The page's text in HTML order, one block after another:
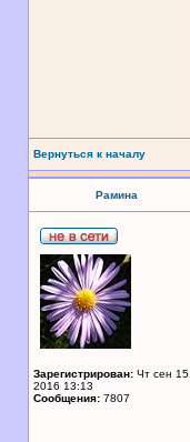
Вернуться к началу
Рамина
Зарегистрирован: Чт сен 15,
2016 13:13
Сообщения: 7807